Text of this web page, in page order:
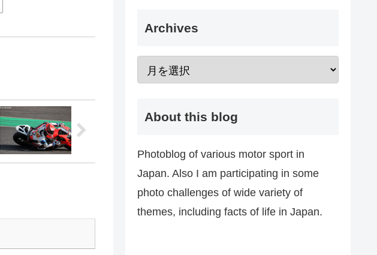
Archives
About this blog
Photoblog of various motor sport in
Japan. Also I am participating in some
photo challenges of wide variety of
themes, including facts of life in Japan.